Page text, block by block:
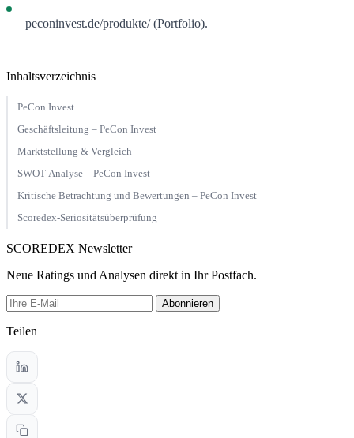
peconinvest.de/produkte/ (Portfolio).
Inhaltsverzeichnis
PeCon Invest
Geschäftsleitung – PeCon Invest
Marktstellung & Vergleich
SWOT-Analyse – PeCon Invest
Kritische Betrachtung und Bewertungen – PeCon Invest
Scoredex-Seriositätsüberprüfung
SCOREDEX Newsletter
Neue Ratings und Analysen direkt in Ihr Postfach.
Abonnieren
Teilen